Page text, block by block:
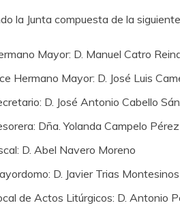
la Junta compuesta de la
Mayor: D. Manuel Catro
Hermano Mayor: D. José Luis
D. José Antonio Cabello
Dña. Yolanda Campelo Pérez
D. Abel Navero Moreno
D. Javier Trias Montesinos
de Actos Litúrgicos: D. Antonio